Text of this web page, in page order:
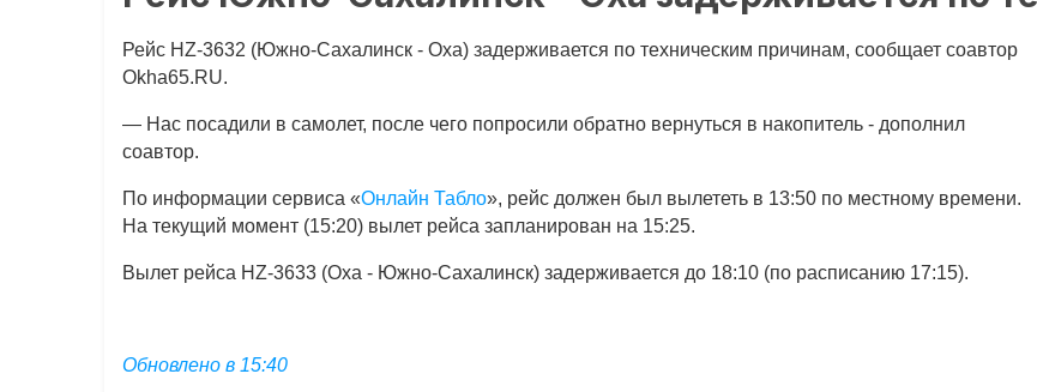
Рейс HZ-3632 (Южно-Сахалинск - Оха) задерживается по техническим причинам, сообщает соавтор
Okha65.RU.
— Нас посадили в самолет, после чего попросили обратно вернуться в накопитель - дополнил
соавтор.
По информации сервиса «Онлайн Табло», рейс должен был вылететь в 13:50 по местному времени.
На текущий момент (15:20) вылет рейса запланирован на 15:25.
Вылет рейса HZ-3633 (Оха - Южно-Сахалинск) задерживается до 18:10 (по расписанию 17:15).
Обновлено в 15:40